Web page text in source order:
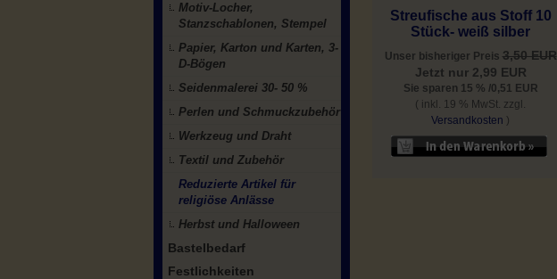
Motiv-Locher,
Stanzschablonen, Stempel
Papier, Karton und Karten, 3-
D-Bögen
Seidenmalerei 30- 50 %
Perlen und Schmuckzubehör
Werkzeug und Draht
Textil und Zubehör
Reduzierte Artikel für
religiöse Anlässe
Herbst und Halloween
Bastelbedarf
Festlichkeiten
Streufische aus Stoff 10
Stück- weiß silber
Unser bisheriger Preis 3,50 EUR
Jetzt nur 2,99 EUR
Sie sparen 15 % /0,51 EUR
( inkl. 19 % MwSt. zzgl.
Versandkosten )